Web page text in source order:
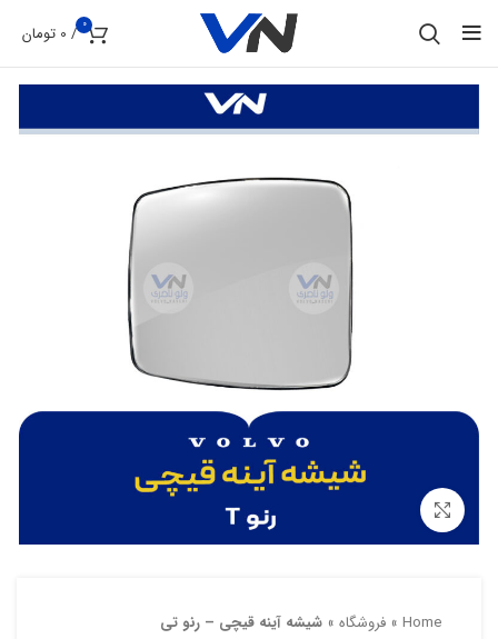
0
/
0 تومان
Home
» فروشگاه » شیشه آینه قیچی – رنو تی